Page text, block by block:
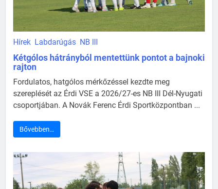
Hírek Labdarúgás NB III
Kétgólos hátrányból mentettünk pontot a bajnoki
rajton
Fordulatos, hatgólos mérkőzéssel kezdte meg
szereplését az Érdi VSE a 2026/27-es NB III Dél-Nyugati
csoportjában. A Novák Ferenc Érdi Sportközpontban ...
Bővebben…